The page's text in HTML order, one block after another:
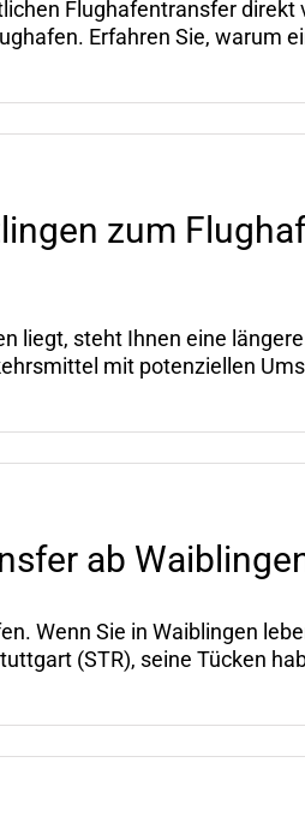
Flughafentransfer direkt
Erfahren Sie, warum
zum
liegt, steht Ihnen eine
mit potenziellen
ab
Wenn Sie in Waiblingen
(STR), seine Tücken